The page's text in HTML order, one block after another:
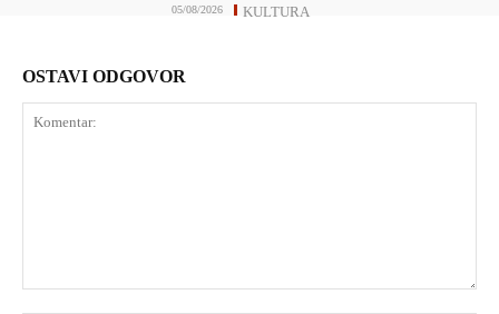
KULTURA
05/08/2026
OSTAVI ODGOVOR